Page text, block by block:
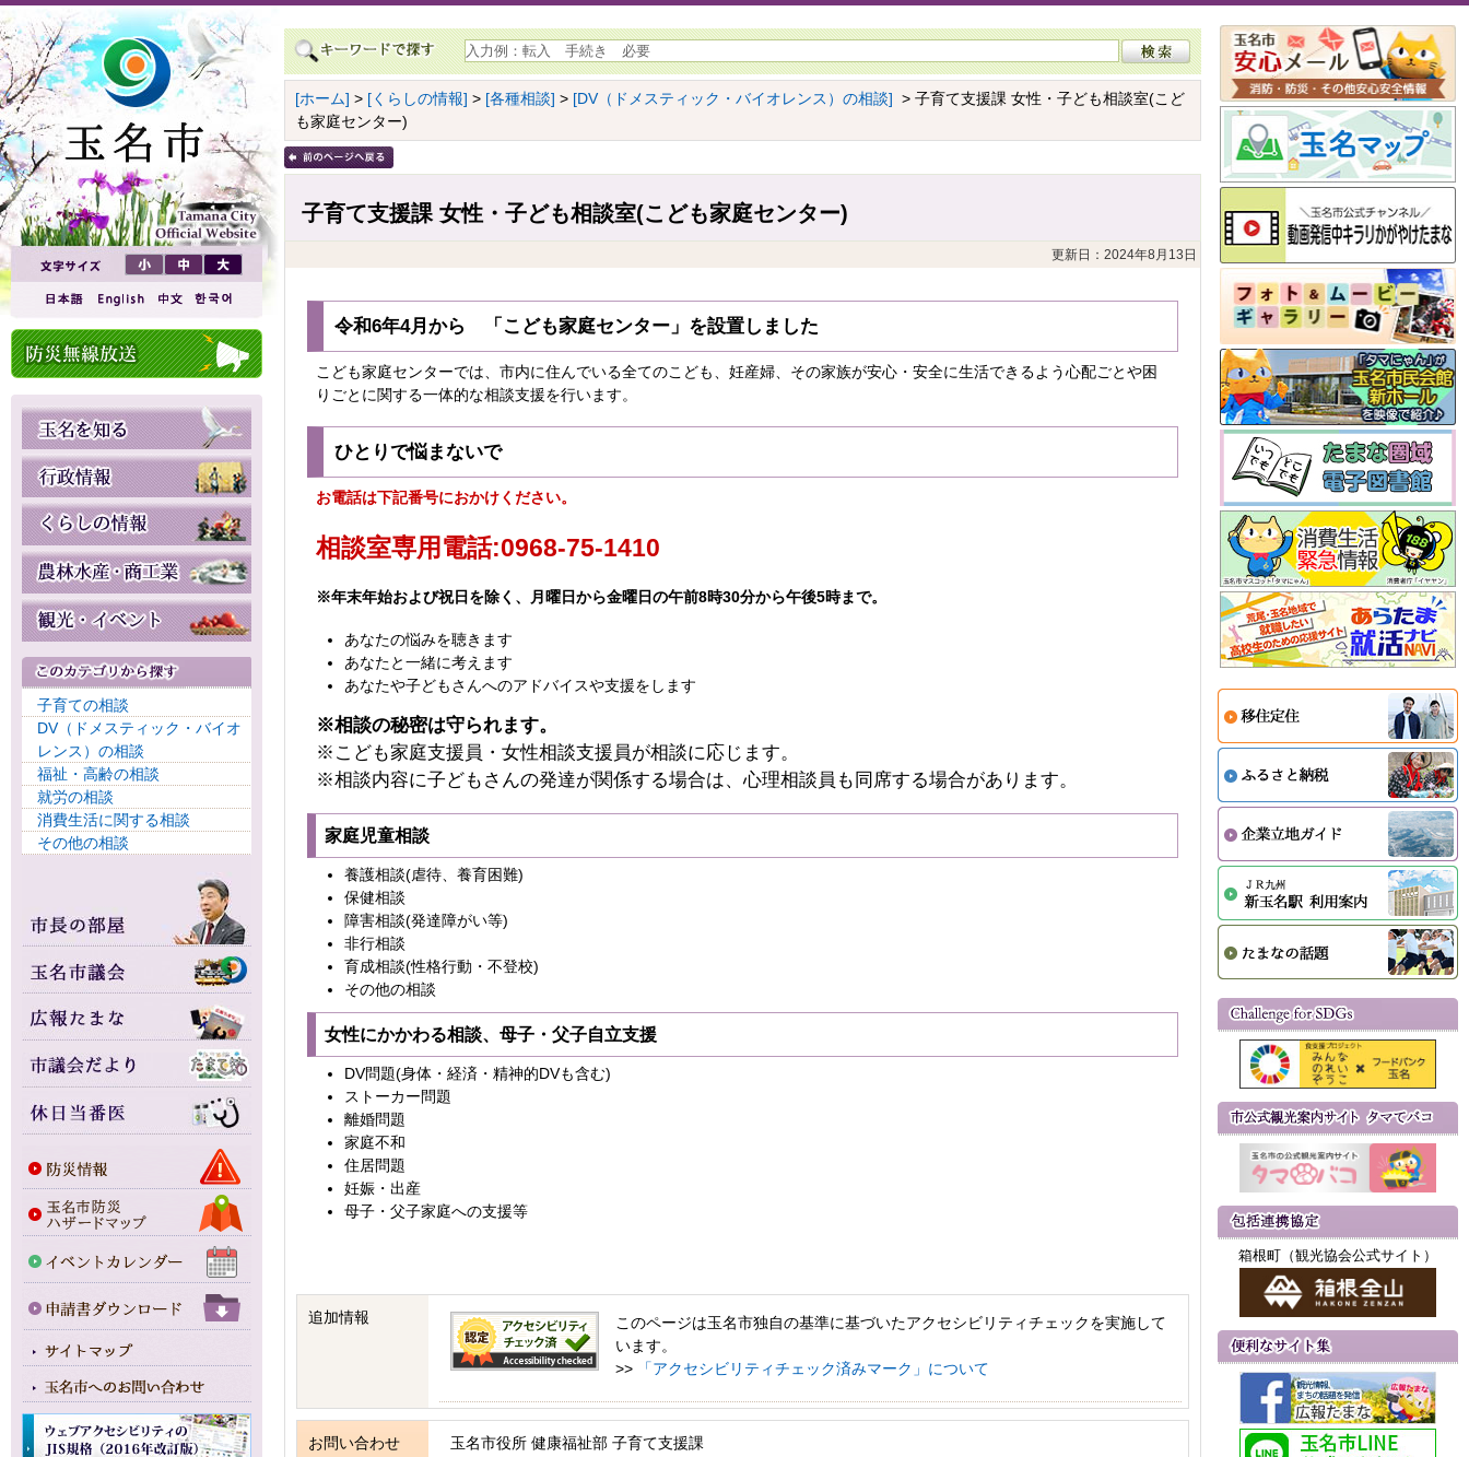
子育ての相談
DV（ドメスティック・バイオ
レンス）の相談
福祉・高齢の相談
就労の相談
消費生活に関する相談
その他の相談
[ホーム] > [くらしの情報] > [各種相談] > [DV（ドメスティック・バイオレンス）の相談] > 子育て支援課 女性・子ども相談室(こど
も家庭センター)
子育て支援課 女性・子ども相談室(こども家庭センター)
更新日：2024年8月13日
令和6年4月から 「こども家庭センター」を設置しました
こども家庭センターでは、市内に住んでいる全てのこども、妊産婦、その家族が安心・安全に生活できるよう心配ごとや困
りごとに関する一体的な相談支援を行います。
ひとりで悩まないで
お電話は下記番号におかけください。
相談室専用電話:0968-75-1410
※年末年始および祝日を除く、月曜日から金曜日の午前8時30分から午後5時まで。
あなたの悩みを聴きます
あなたと一緒に考えます
あなたや子どもさんへのアドバイスや支援をします
※相談の秘密は守られます。
※こども家庭支援員・女性相談支援員が相談に応じます。
※相談内容に子どもさんの発達が関係する場合は、心理相談員も同席する場合があります。
家庭児童相談
養護相談(虐待、養育困難)
保健相談
障害相談(発達障がい等)
非行相談
育成相談(性格行動・不登校)
その他の相談
女性にかかわる相談、母子・父子自立支援
DV問題(身体・経済・精神的DVも含む)
ストーカー問題
離婚問題
家庭不和
住居問題
妊娠・出産
母子・父子家庭への支援等
追加情報
このページは玉名市独自の基準に基づいたアクセシビリティチェックを実施して
います。
>>
「アクセシビリティチェック済みマーク」について
お問い合わせ
玉名市役所 健康福祉部 子育て支援課
箱根町（観光協会公式サイト）